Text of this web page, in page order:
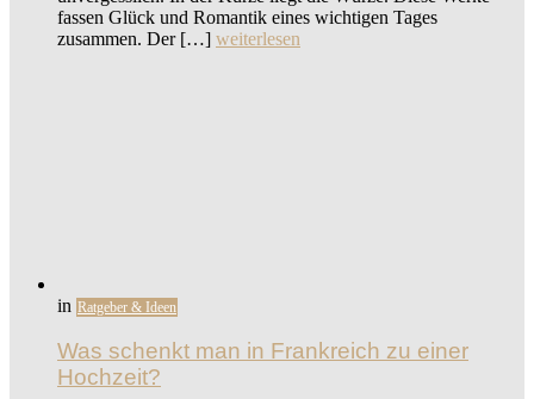
fassen Glück und Romantik eines wichtigen Tages
zusammen. Der […] weiterlesen
in Ratgeber & Ideen
Was schenkt man in Frankreich zu einer
Hochzeit?